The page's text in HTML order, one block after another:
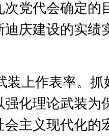
党代会确定的
庆建设的实绩
装上作表率。
化理论武装为
主义现代化的